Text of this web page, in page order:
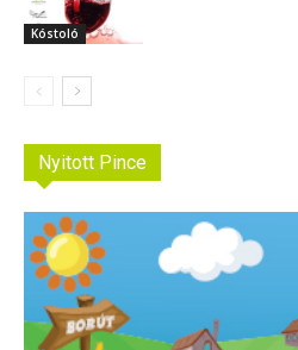
Kóstoló
Nyitott Pince